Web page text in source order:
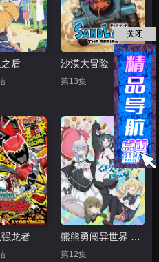
后 沙漠大冒险
第13集
龙者
第12集
关闭